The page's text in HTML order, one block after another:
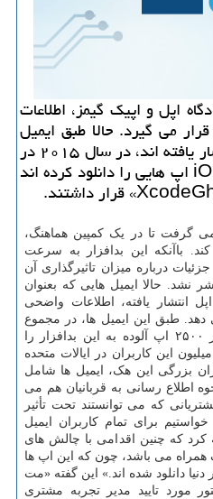
اپل و اپیک گیمز، اطلاعات
می گیرد. حالا طبق ایمیل
هایی که طی این دادگاه انتشار یافته اند، در سال ۲۰۱۵ در
مجموع ۱۲۸ میلیون کاربر iOS اپ هایی را دانلود کرده اند
گرفت تا در یک کمپین هماهنگ،
باآنکه این بدافزار به سرعت
درباره میزان تاثیرگذاری آن
نشد. حالا ایمیل هایی که بعنوان
انتشار یافته، اطلاعات واضحی
دهد. طبق این ایمیل ها، در مجموع
کرده بودند. نزدیک به ۱۸ میلیون این کاربران در ایالات متحده
بزرگی این هک، ایمیل ها شامل
اطلاع رسانی به قربانیان هم می
که می توانستند تحت تأثیر
برای تمام کاربران ایمیل
کرد که چنین اقدامی با چالش های
همراه می باشد، چون که این اپ ها
دانلود شده اند.» این گفته «مت
مورد تایید مدیر تجربه مشتری